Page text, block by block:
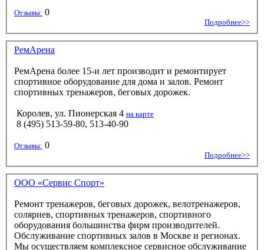
Отзывы: 0
Подробнее>>
РемАрена
РемАрена более 15-и лет производит и ремонтирует
спортивное оборудование для дома и залов. Ремонт
спортивных тренажеров, беговых дорожек.
Королев, ул. Пионерская 4 на карте
8 (495) 513-59-80, 513-40-90
Отзывы: 0
Подробнее>>
ООО «Сервис Спорт»
Ремонт тренажеров, беговых дорожек, велотренажеров,
соляриев, спортивных тренажеров, спортивного
оборудования большинства фирм производителей.
Обслуживание спортивных залов в Москве и регионах.
Мы осуществляем комплексное сервисное обслуживание